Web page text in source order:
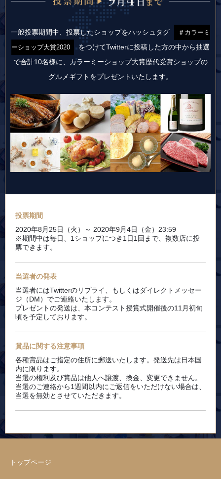
一般投票期間中、投票したショップをハッシュタグ
＃カラーミ
ーショップ大賞2020
をつけてTwitterに投稿した方の中から抽選
で合計10名様に、 カラーミーショップ大賞歴代受賞ショップの
グルメギフトをプレゼントいたします。
投票期間
2020年8月25日（火）～ 2020年9月4日（金）23:59
※期間中は毎日、1ショップにつき1日1回まで、複数店に投
票できます。
当選者の発表
当選者にはTwitterのリプライ、もしくはダイレクトメッセー
ジ（DM）でご連絡いたします。
プレゼントの発送は、本コンテスト授賞式開催後の11月初旬
頃を予定しております。
賞品に関する注意事項
各種賞品はご指定の住所に郵送いたします。発送先は日本国
内に限ります。
当選の権利及び賞品は他人へ譲渡、換金、変更できません。
当選のご連絡から1週間以内にご返信をいただけない場合は、
当選を無効とさせていただきます。
トップページ